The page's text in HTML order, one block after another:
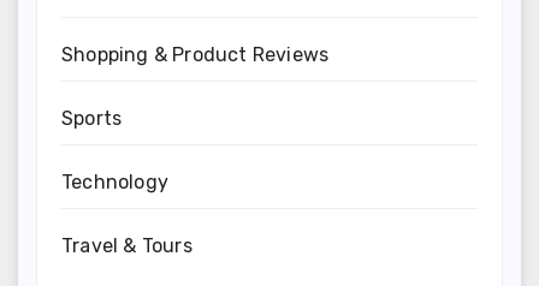
Shopping & Product Reviews
Sports
Technology
Travel & Tours